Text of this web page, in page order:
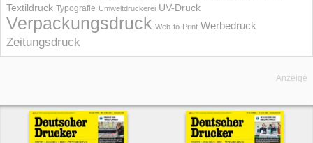
Textildruck Typografie Umweltdruckerei UV-Druck
Verpackungsdruck Web-to-Print Werbedruck
Zeitungsdruck
Anzeige